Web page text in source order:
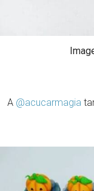
A @acucarmagia